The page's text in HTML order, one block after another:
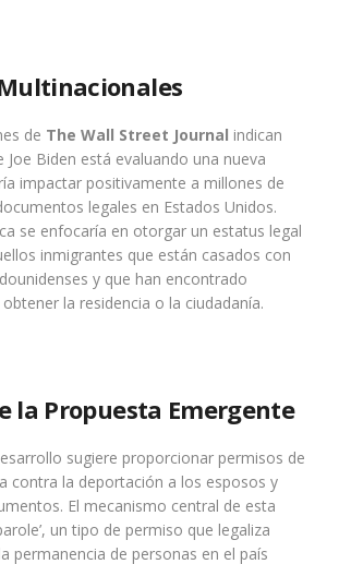
de The Wall Street Journal indican
Joe Biden está evaluando una nueva
impactar positivamente a millones de
legales en Estados Unidos.
se enfocaría en otorgar un estatus legal
inmigrantes que están casados con
y que han encontrado
la residencia o la ciudadanía.
la Propuesta Emergente
sugiere proporcionar permisos de
contra la deportación a los esposos y
El mecanismo central de esta
un tipo de permiso que legaliza
permanencia de personas en el país